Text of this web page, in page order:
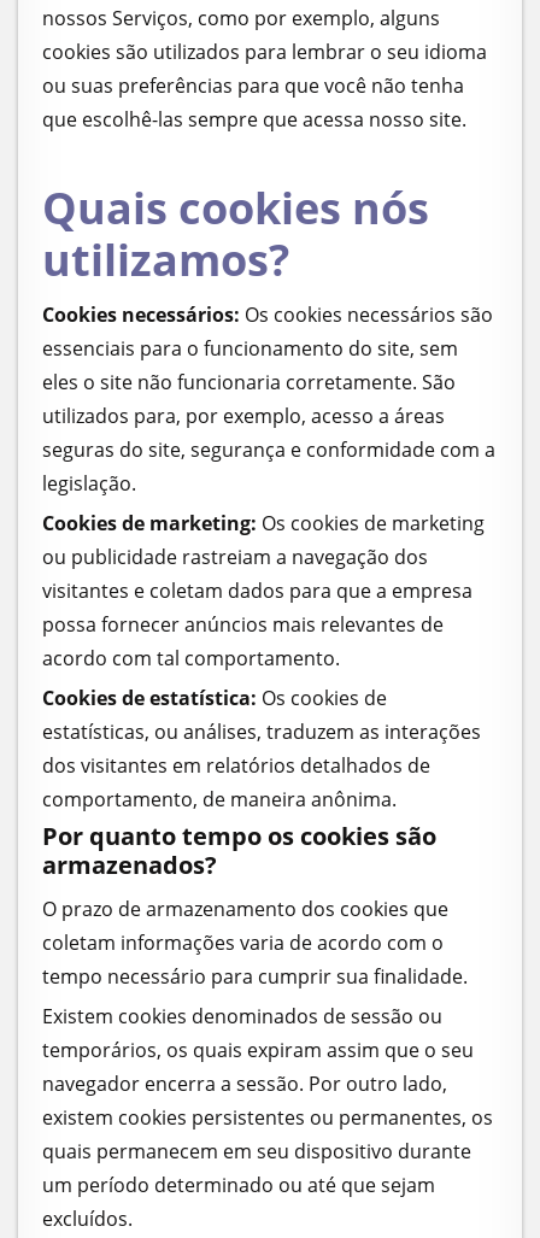
nossos Serviços, como por exemplo, alguns
cookies são utilizados para lembrar o seu idioma
ou suas preferências para que você não tenha
que escolhê-las sempre que acessa nosso site.
Quais cookies nós
utilizamos?
Cookies necessários: Os cookies necessários são
essenciais para o funcionamento do site, sem
eles o site não funcionaria corretamente. São
utilizados para, por exemplo, acesso a áreas
seguras do site, segurança e conformidade com a
legislação.
Cookies de marketing: Os cookies de marketing
ou publicidade rastreiam a navegação dos
visitantes e coletam dados para que a empresa
possa fornecer anúncios mais relevantes de
acordo com tal comportamento.
Cookies de estatística: Os cookies de
estatísticas, ou análises, traduzem as interações
dos visitantes em relatórios detalhados de
comportamento, de maneira anônima.
Por quanto tempo os cookies são
armazenados?
O prazo de armazenamento dos cookies que
coletam informações varia de acordo com o
tempo necessário para cumprir sua finalidade.
Existem cookies denominados de sessão ou
temporários, os quais expiram assim que o seu
navegador encerra a sessão. Por outro lado,
existem cookies persistentes ou permanentes, os
quais permanecem em seu dispositivo durante
um período determinado ou até que sejam
excluídos.